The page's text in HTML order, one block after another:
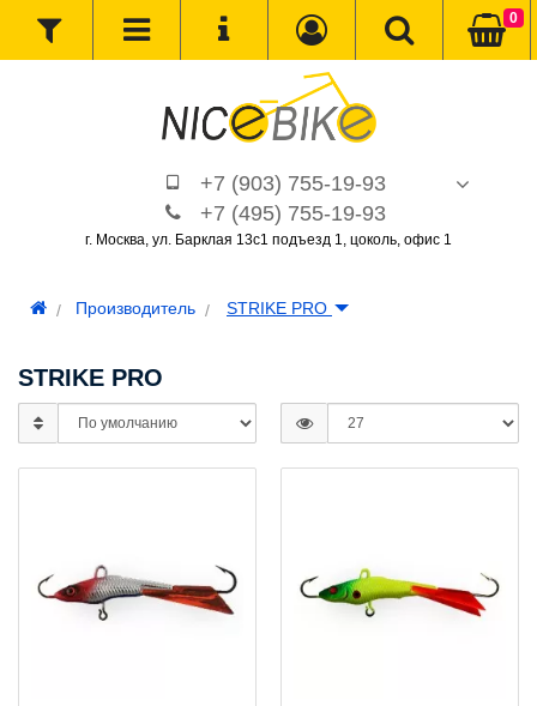
+7 (903) 755-19-93
+7 (495) 755-19-93
г. Москва, ул. Барклая 13с1 подъезд 1, цоколь, офис 1
0
Производитель STRIKE PRO
STRIKE PRO